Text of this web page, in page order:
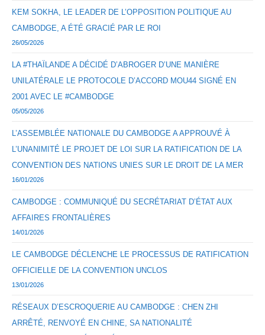
KEM SOKHA, LE LEADER DE L’OPPOSITION POLITIQUE AU
CAMBODGE, A ÉTÉ GRACIÉ PAR LE ROI
26/05/2026
LA #THAÏLANDE A DÉCIDÉ D’ABROGER D’UNE MANIÈRE
UNILATÉRALE LE PROTOCOLE D’ACCORD MOU44 SIGNÉ EN
2001 AVEC LE #CAMBODGE
05/05/2026
L’ASSEMBLÉE NATIONALE DU CAMBODGE A APPROUVÉ À
L’UNANIMITÉ LE PROJET DE LOI SUR LA RATIFICATION DE LA
CONVENTION DES NATIONS UNIES SUR LE DROIT DE LA MER
16/01/2026
CAMBODGE : COMMUNIQUÉ DU SECRÉTARIAT D’ÉTAT AUX
AFFAIRES FRONTALIÈRES
14/01/2026
LE CAMBODGE DÉCLENCHE LE PROCESSUS DE RATIFICATION
OFFICIELLE DE LA CONVENTION UNCLOS
13/01/2026
RÉSEAUX D’ESCROQUERIE AU CAMBODGE : CHEN ZHI
ARRÊTÉ, RENVOYÉ EN CHINE, SA NATIONALITÉ